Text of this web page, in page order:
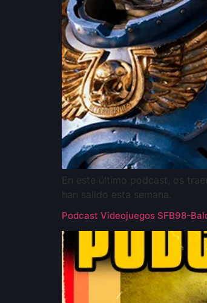
En este último podcast, os
han salido esta semana.
Podcast Videojuegos SFB98-